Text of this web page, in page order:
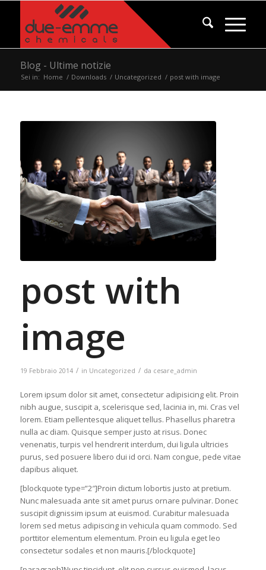
Blog - Ultime notizie
Sei in: Home / Downloads / Uncategorized / post with image
post with
image
19 Febbraio 2014 / in Uncategorized / da cesare_admin
Lorem ipsum dolor sit amet, consectetur adipisicing elit. Proin
nibh augue, suscipit a, scelerisque sed, lacinia in, mi. Cras vel
lorem. Etiam pellentesque aliquet tellus. Phasellus pharetra
nulla ac diam. Quisque semper justo at risus. Donec
venenatis, turpis vel hendrerit interdum, dui ligula ultricies
purus, sed posuere libero dui id orci. Nam congue, pede vitae
dapibus aliquet.
[blockquote type=”2″]Proin dictum lobortis justo at pretium.
Nunc malesuada ante sit amet purus ornare pulvinar. Donec
suscipit dignissim ipsum at euismod. Curabitur malesuada
lorem sed metus adipiscing in vehicula quam commodo. Sed
porttitor elementum elementum. Proin eu ligula eget leo
consectetur sodales et non mauris.[/blockquote]